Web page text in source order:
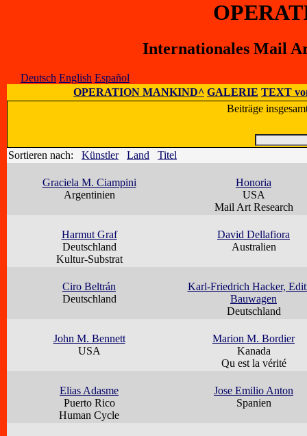
Internationales Mail
Deutsch English Español
OPERATION MANKIND^ GALERIE TEXT
Beiträge
Sortieren nach: Künstler Land Titel
Graciela M. Ciampini
Argentinien
Honoria
USA
Mail Art Research
Harmut Graf
Deutschland
Kultur-Substrat
David Dellafiora
Australien
Ciro Beltrán
Deutschland
Karl-Friedrich Hacker,
Bauwagen
Deutschland
John M. Bennett
USA
Marion M. Bordier
Kanada
Qu est la vérité
Elias Adasme
Puerto Rico
Human Cycle
Jose Emilio Anton
Spanien